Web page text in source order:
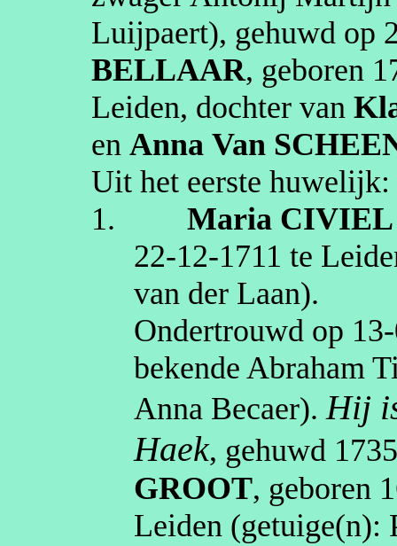
Luijpaert), gehuwd op
BELLAAR, geboren
Leiden, dochter van
enAnna Van
Uit het eerste huwelijk:
1.
Maria CIVIEL
22‑12‑1711 te
van der Laan).
Ondertrouwd op
bekende Abraham
Anna Becaer).Hij
Haek, gehuwd
GROOT, geboren
Leiden (getuige(n):